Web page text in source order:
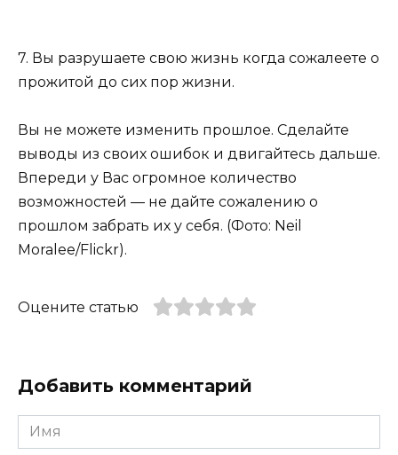
7. Вы разрушаете свою жизнь когда сожалеете о
прожитой до сих пор жизни.
Вы не можете изменить прошлое. Сделайте
выводы из своих ошибок и двигайтесь дальше.
Впереди у Вас огромное количество
возможностей — не дайте сожалению о
прошлом забрать их у себя. (Фото: Neil
Moralee/Flickr).
Оцените статью
Добавить комментарий
Имя
*